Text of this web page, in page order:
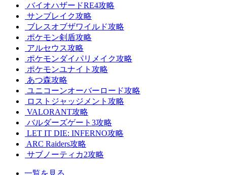
バイオハザードRE4攻略
サンブレイク攻略
ブレスオブザワイルド攻略
ポケモン剣盾攻略
アルセウス攻略
ポケモンダイパリメイク攻略
ポケモンユナイト攻略
あつ森攻略
ユニコーンオーバーロード攻略
ロストジャッジメント攻略
VALORANT攻略
バルダーズゲート3攻略
LET IT DIE: INFERNO攻略
ARC Raiders攻略
サブノーティカ2攻略